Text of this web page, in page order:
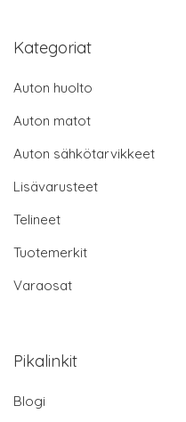
Kategoriat
Auton huolto
Auton matot
Auton sähkötarvikkeet
Lisävarusteet
Telineet
Tuotemerkit
Varaosat
Pikalinkit
Blogi